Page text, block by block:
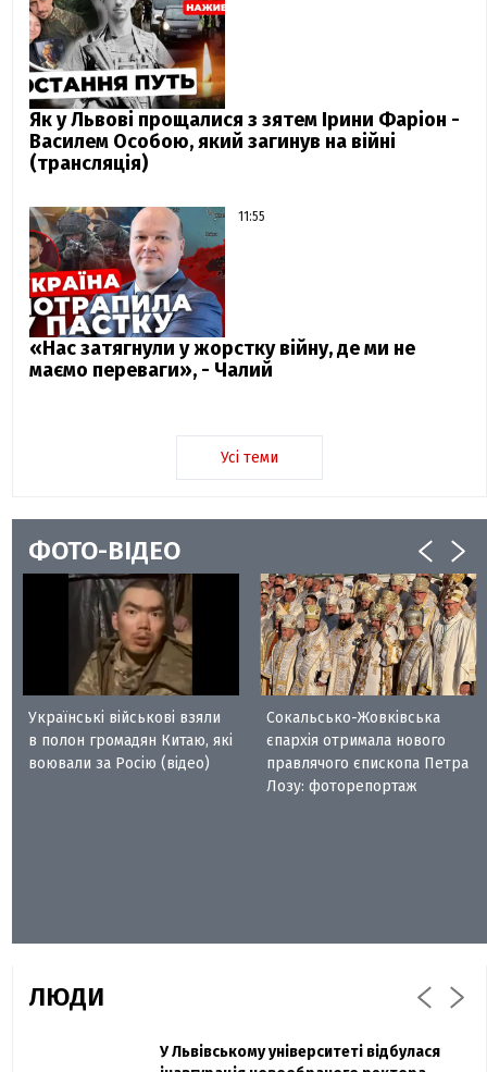
Як у Львові прощалися з зятем Ірини Фаріон -
Василем Особою, який загинув на війні
(трансляція)
11:55
«Нас затягнули у жорстку війну, де ми не
маємо переваги», - Чалий
Усі теми
ФОТО-ВІДЕО
Українські військові взяли
в полон громадян Китаю, які
воювали за Росію (відео)
Сокальсько-Жовківська
єпархія отримала нового
правлячого єпископа Петра
Лозу: фоторепортаж
ЛЮДИ
Павло Дак
Захисник "Азовсталі" Діанов вдруге
У Львівському університеті відбулася